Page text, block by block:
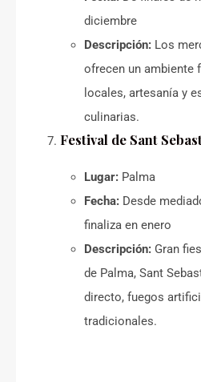
diciembre
Descripción: Los
ofrecen un ambiente
locales, artesanía y
culinarias.
Festival de Sant
Lugar: Palma
Fecha: Desde
finaliza en enero
Descripción: Gran
de Palma, Sant
directo, fuegos
tradicionales.